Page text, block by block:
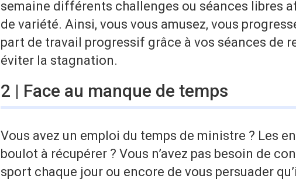
semaine différents challenges ou séances libres
de variété. Ainsi, vous vous amusez, vous
part de travail progressif grâce à vos séances de
éviter la stagnation.
2 | Face au manque de temps
Vous avez un emploi du temps de ministre ? Les
boulot à récupérer ? Vous n’avez pas besoin de
sport chaque jour ou encore de vous persuader